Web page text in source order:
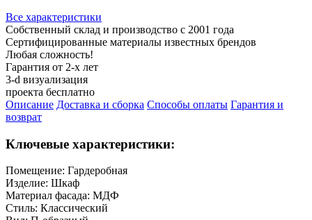
Все характеристики
Собственный склад и производство с 2001 года
Сертифицированные материалы известных брендов
Любая сложность!
Гарантия от 2-х лет
3-d визуализация
проекта бесплатно
Описание Доставка и сборка Способы оплаты Гарантия и
возврат
Ключевые характеристики:
Помещение: Гардеробная
Изделие: Шкаф
Материал фасада: МДФ
Стиль: Классический